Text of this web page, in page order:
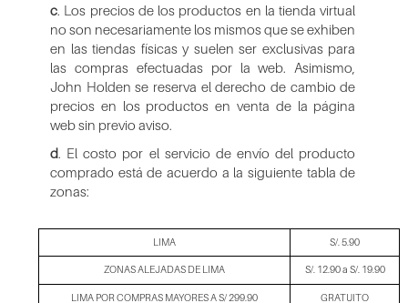
c. Los precios de los productos en la tienda virtual
no son necesariamente los mismos que se exhiben
en las tiendas físicas y suelen ser exclusivas para
las compras efectuadas por la web. Asimismo,
John Holden se reserva el derecho de cambio de
precios en los productos en venta de la página
web sin previo aviso.
d. El costo por el servicio de envío del producto
comprado está de acuerdo a la siguiente tabla de
zonas:
LIMA S/. 5.90
ZONAS ALEJADAS DE LIMA S/. 12.90 a S/. 19.90
LIMA POR COMPRAS MAYORES A S/ 299.90 GRATUITO